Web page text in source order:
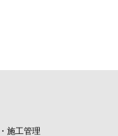
施工管理